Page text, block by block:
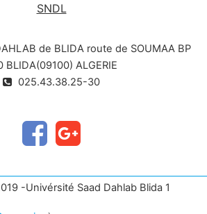
SNDL
de BLIDA route de SOUMAA BP
BLIDA(09100) ALGERIE
025.43.38.25-30
-Univérsité Saad Dahlab Blida 1